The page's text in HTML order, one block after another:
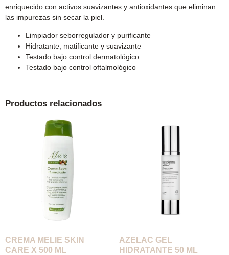
enriquecido con activos suavizantes y antioxidantes que eliminan
las impurezas sin secar la piel.
Limpiador seborregulador y purificante
Hidratante, matificante y suavizante
Testado bajo control dermatológico
Testado bajo control oftalmológico
Productos relacionados
CREMA MELIE SKIN
CARE X 500 ML
AZELAC GEL
HIDRATANTE 50 ML